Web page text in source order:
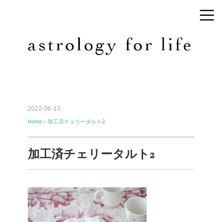
2022-06-13
Home › 加工済チェリータルト2
加工済チェリータルト2